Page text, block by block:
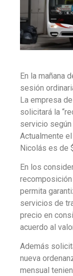
En la mañana
sesión
La empresa
solicitará la
servicio
Actualmente
Nicolás es de
En los
permita
servicios de
precio en
acuerdo al
Además
nueva
mensual